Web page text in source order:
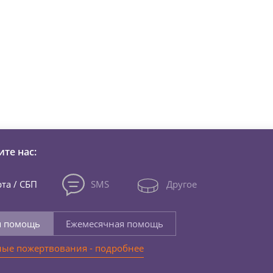
нас:
/ СБП SMS Другое
помощь
Ежемесячная помощь
пожертвования - подробнее